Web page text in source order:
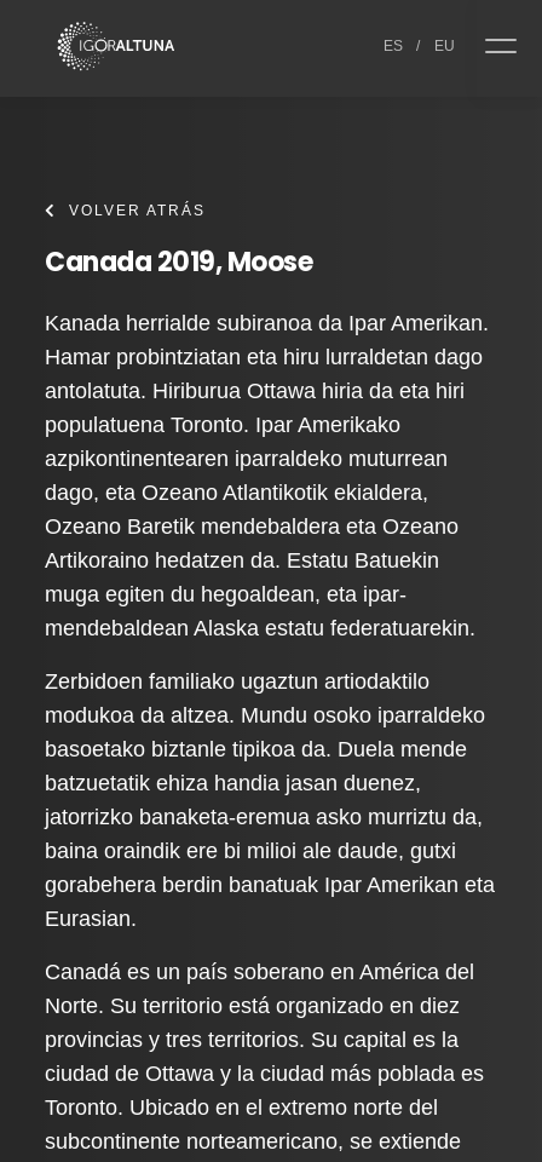
ES / EU
VOLVER ATRÁS
Canada 2019, Moose
Kanada herrialde subiranoa da Ipar Amerikan.
Hamar probintziatan eta hiru lurraldetan dago
antolatuta. Hiriburua Ottawa hiria da eta hiri
populatuena Toronto. Ipar Amerikako
azpikontinentearen iparraldeko muturrean
dago, eta Ozeano Atlantikotik ekialdera,
Ozeano Baretik mendebaldera eta Ozeano
Artikoraino hedatzen da. Estatu Batuekin
muga egiten du hegoaldean, eta ipar-
mendebaldean Alaska estatu federatuarekin.
Zerbidoen familiako ugaztun artiodaktilo
modukoa da altzea. Mundu osoko iparraldeko
basoetako biztanle tipikoa da. Duela mende
batzuetatik ehiza handia jasan duenez,
jatorrizko banaketa-eremua asko murriztu da,
baina oraindik ere bi milioi ale daude, gutxi
gorabehera berdin banatuak Ipar Amerikan eta
Eurasian.
Canadá es un país soberano en América del
Norte. Su territorio está organizado en diez
provincias y tres territorios. Su capital es la
ciudad de Ottawa y la ciudad más poblada es
Toronto. Ubicado en el extremo norte del
subcontinente norteamericano, se extiende